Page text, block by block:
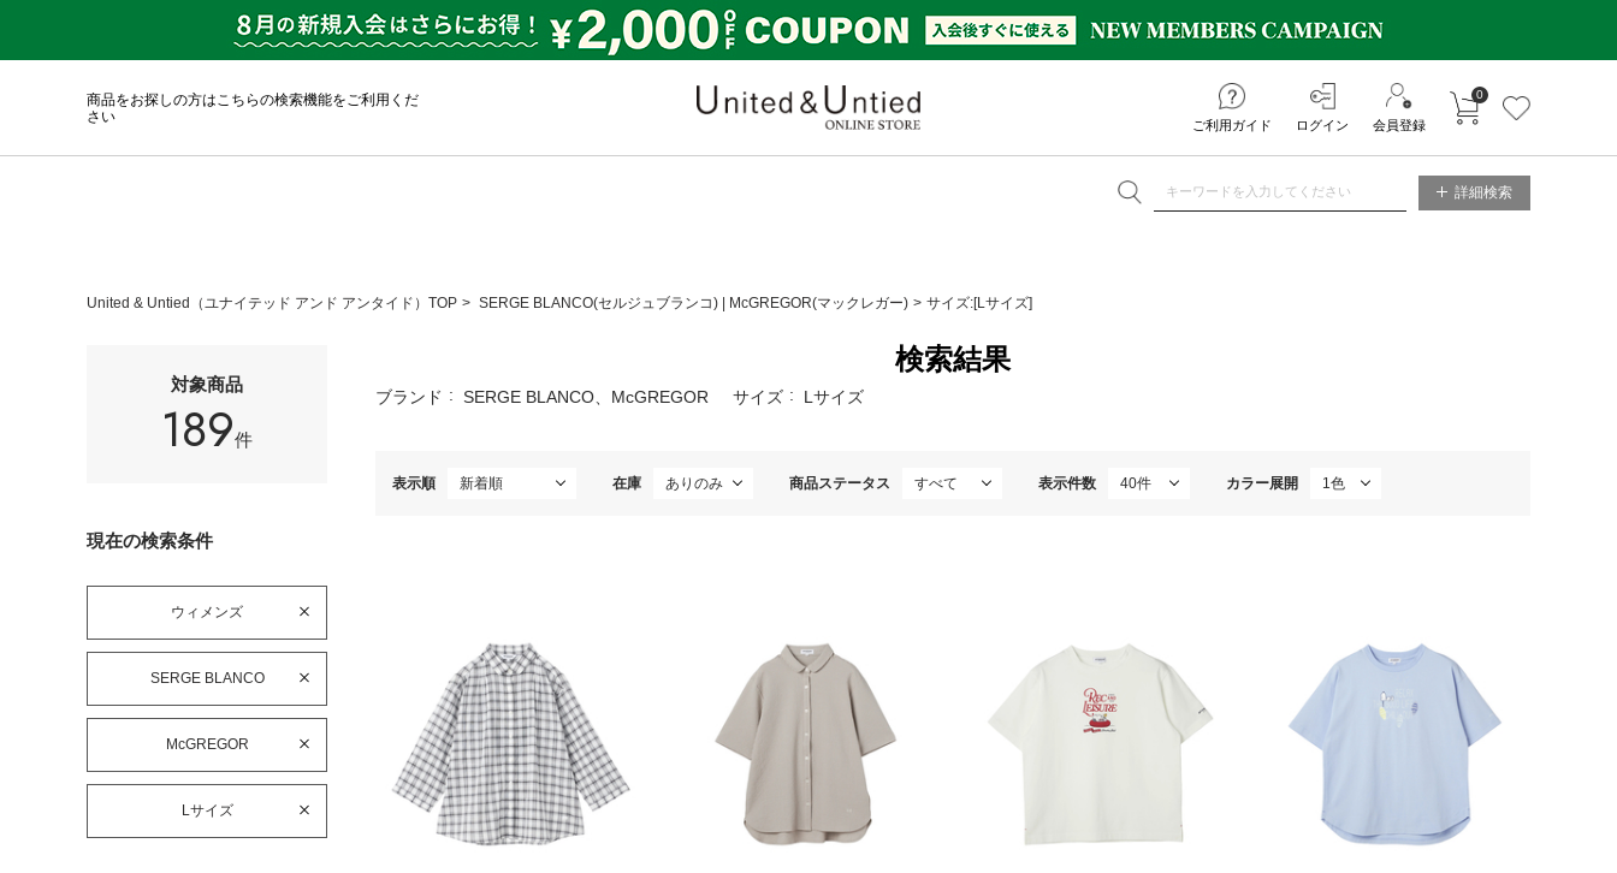
商品をお探しの方はこちらの検索機能をご利用くだ
さい
ご利用ガイド ログイン 会員登録
カートに入れる
0
詳細検索
United & Untied（ユナイテッド アンド アンタイド）TOP SERGE BLANCO(セルジュブランコ) McGREGOR(マックレガー) サイズ:[Lサイズ]
対象商品
189件
現在の検索条件
ウィメンズ
SERGE BLANCO
McGREGOR
Lサイズ
検索結果
ブランド SERGE BLANCO、McGREGOR サイズ Lサイズ
表示順 在庫 商品ステータス 表示件数 カラー展開